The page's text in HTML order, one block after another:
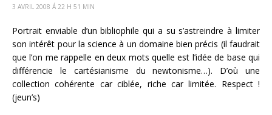
3 AVRIL 2008 Á 22 H 51 MIN
Portrait enviable d’un bibliophile qui a su s’astreindre à limiter
son intérêt pour la science à un domaine bien précis (il faudrait
que l’on me rappelle en deux mots quelle est l’idée de base qui
différencie le cartésianisme du newtonisme…). D’où une
collection cohérente car ciblée, riche car limitée. Respect !
(jeun’s)